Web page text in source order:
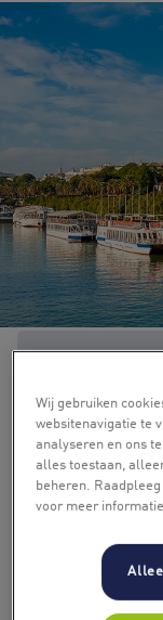
Wij gebruiken
websitenavigatie te
analyseren en ons
alles toestaan,
beheren. Raadpleeg
voor meer